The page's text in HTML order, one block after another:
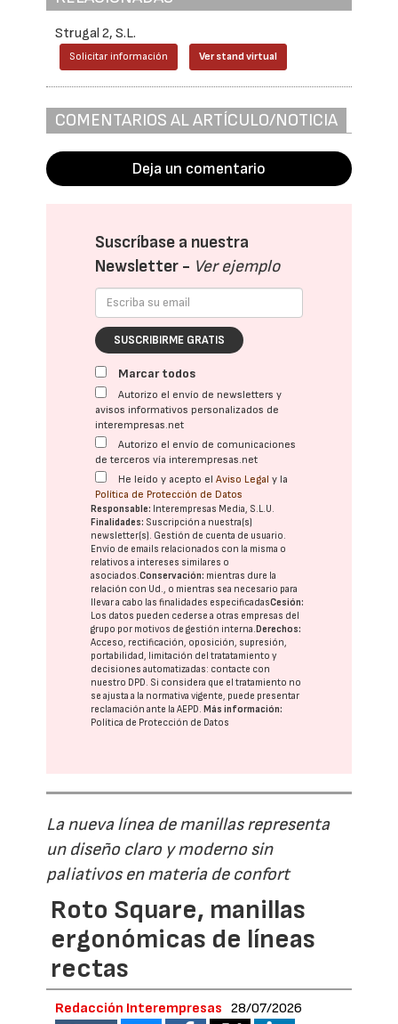
Strugal 2, S.L.
Solicitar información Ver stand virtual
COMENTARIOS AL ARTÍCULO/NOTICIA
Deja un comentario
Suscríbase a nuestra
Newsletter - Ver ejemplo
SUSCRIBIRME GRATIS
Marcar todos
Autorizo el envío de newsletters y
avisos informativos personalizados de
interempresas.net
Autorizo el envío de comunicaciones
de terceros vía interempresas.net
He leído y acepto elAviso Legal y la
Política de Protección de Datos
Responsable: Interempresas Media, S.L.U.
Finalidades: Suscripción a nuestra(s)
newsletter(s). Gestión de cuenta de usuario.
Envío de emails relacionados con la misma o
relativos a intereses similares o
asociados.Conservación: mientras dure la
relación con Ud., o mientras sea necesario para
llevar a cabo las finalidades especificadasCesión:
Los datos pueden cederse a otras empresas del
grupo por motivos de gestión interna.Derechos:
Acceso, rectificación, oposición, supresión,
portabilidad, limitación del tratatamiento y
decisiones automatizadas: contacte con
nuestro DPD. Si considera que el tratamiento no
se ajusta a la normativa vigente, puede presentar
reclamación ante laAEPD.Más información:
Política de Protección de Datos
La nueva línea de manillas representa
un diseño claro y moderno sin
paliativos en materia de confort
Roto Square, manillas
ergonómicas de líneas
rectas
Redacción Interempresas 28/07/2026